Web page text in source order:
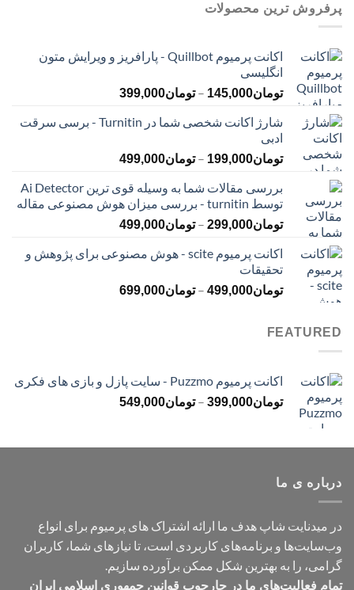
پرفروش ترین محصولات
اکانت پرمیوم Quillbot - پارافریز و ویرایش متون
انگلیسی
تومان145,000
– تومان399,000محدوده
تومان145,000
تومان399,000
شارژ اکانت شخصی شما در Turnitin - برسی سرقت
ادبی
تومان199,000
– تومان499,000محدوده
تومان199,000
تا
تومان499,000
بررسی مقالات شما به وسیله قوی ترین Ai Detector
توسط turnitin - بررسی میزان هوش مصنوعی مقاله
تومان299,000
– تومان499,000محدوده
تومان299,000
تومان499,000
اکانت پرمیوم scite - هوش مصنوعی برای پژوهش و
تحقیقات
تومان499,000
– تومان699,000محدوده
FEATURED
اکانت پرمیوم Puzzmo - سایت پازل و بازی های فکری
تومان399,000
– تومان549,000محدوده
تا
درباره ی ما
در میدنایت شاپ هدف ما ارائه اشتراک های پرمیوم برای انواع
وب‌سایت‌ها و برنامه‌های کاربردی است، تا نیازهای شما، کاربران
گرامی، را به بهترین شکل ممکن برآورده سازیم.
تمام فعالیت‌های ما در چارچوب قوانین جمهوری اسلامی ایران